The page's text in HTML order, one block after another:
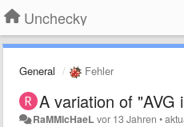
Unchecky
General Fehler
A variation of "AVG
RaMMicHaeL vor 13 Jahren •